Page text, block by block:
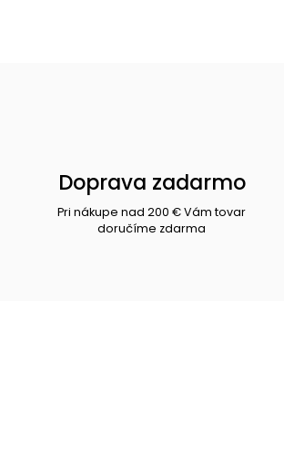
Doprava zadarmo
Pri nákupe nad 200 € Vám tovar
doručíme zdarma